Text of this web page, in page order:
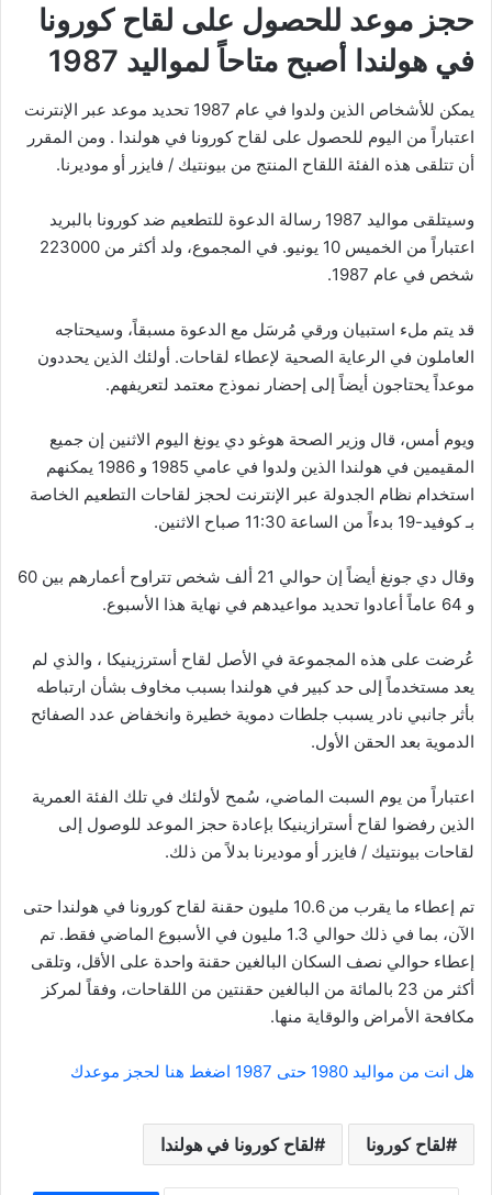
حجز موعد للحصول على لقاح كورونا
في هولندا أصبح متاحاً لمواليد 1987
يمكن للأشخاص الذين ولدوا في عام 1987 تحديد موعد عبر الإنترنت
اعتباراً من اليوم للحصول على لقاح كورونا في هولندا . ومن المقرر
أن تتلقى هذه الفئة اللقاح المنتج من بيونتيك / فايزر أو موديرنا.
وسيتلقى مواليد 1987 رسالة الدعوة للتطعيم ضد كورونا بالبريد
اعتباراً من الخميس 10 يونيو. في المجموع، ولد أكثر من 223000
شخص في عام 1987.
قد يتم ملء استبيان ورقي مُرسَل مع الدعوة مسبقاً، وسيحتاجه
العاملون في الرعاية الصحية لإعطاء لقاحات. أولئك الذين يحددون
موعداً يحتاجون أيضاً إلى إحضار نموذج معتمد لتعريفهم.
ويوم أمس، قال وزير الصحة هوغو دي يونغ اليوم الاثنين إن جميع
المقيمين في هولندا الذين ولدوا في عامي 1985 و 1986 يمكنهم
استخدام نظام الجدولة عبر الإنترنت لحجز لقاحات التطعيم الخاصة
بـ كوفيد-19 بدءاً من الساعة 11:30 صباح الاثنين.
وقال دي جونغ أيضاً إن حوالي 21 ألف شخص تتراوح أعمارهم بين 60
و 64 عاماً أعادوا تحديد مواعيدهم في نهاية هذا الأسبوع.
عُرضت على هذه المجموعة في الأصل لقاح أسترزينيكا ، والذي لم
يعد مستخدماً إلى حد كبير في هولندا بسبب مخاوف بشأن ارتباطه
بأثر جانبي نادر يسبب جلطات دموية خطيرة وانخفاض عدد الصفائح
الدموية بعد الحقن الأول.
اعتباراً من يوم السبت الماضي، سُمح لأولئك في تلك الفئة العمرية
الذين رفضوا لقاح أسترازينيكا بإعادة حجز الموعد للوصول إلى
لقاحات بيونتيك / فايزر أو موديرنا بدلاً من ذلك.
تم إعطاء ما يقرب من 10.6 مليون حقنة لقاح كورونا في هولندا حتى
الآن، بما في ذلك حوالي 1.3 مليون في الأسبوع الماضي فقط. تم
إعطاء حوالي نصف السكان البالغين حقنة واحدة على الأقل، وتلقى
أكثر من 23 بالمائة من البالغين حقنتين من اللقاحات، وفقاً لمركز
مكافحة الأمراض والوقاية منها.
هل انت من مواليد 1980 حتى 1987 اضغط هنا لحجز موعدك
لقاح كورونا لقاح كورونا في هولندا